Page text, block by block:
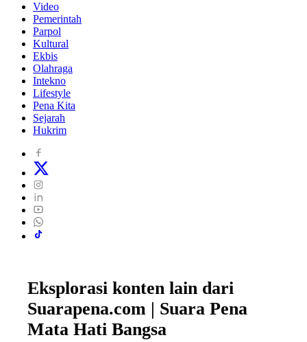
Video
Pemerintah
Parpol
Kultural
Ekbis
Olahraga
Intekno
Lifestyle
Pena Kita
Sejarah
Hukrim
Eksplorasi konten lain dari
Suarapena.com | Suara Pena
Mata Hati Bangsa